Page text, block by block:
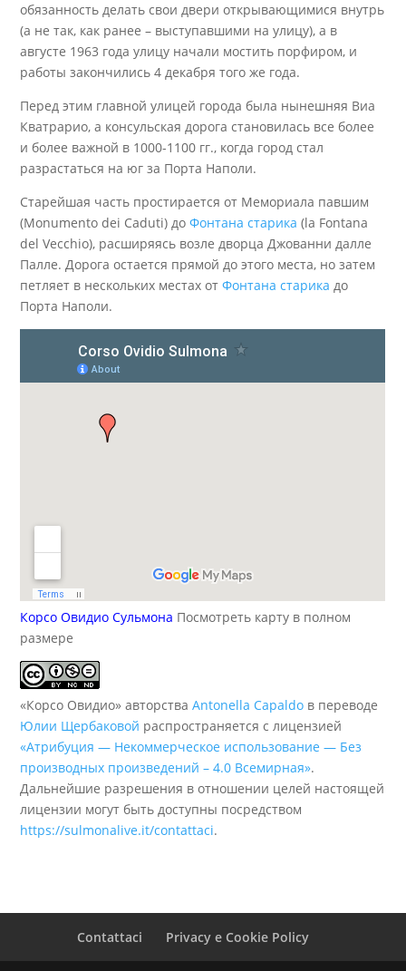
обязанность делать свои двери открывающимися внутрь
(а не так, как ранее – выступавшими на улицу), а в
августе 1963 года улицу начали мостить порфиром, и
работы закончились 4 декабря того же года.
Перед этим главной улицей города была нынешняя Виа
Кватрарио, а консульская дорога становилась все более
и более важной в 1000-1100 гг., когда город стал
разрастаться на юг за Порта Наполи.
Старейшая часть простирается от Мемориала павшим
(Monumento dei Caduti) доФонтана старика (la Fontana
del Vecchio), расширяясь возле дворца Джованни далле
Палле. Дорога остается прямой до этого места, но затем
петляет в нескольких местах отФонтана старика до
Порта Наполи.
Корсо Овидио Сульмона Посмотреть карту в полном
размере
«Корсо Овидио» авторстваAntonella Capaldo в переводе
Юлии Щербаковой распространяется с лицензией
«Атрибуция — Некоммерческое использование — Без
производных произведений – 4.0 Всемирная».
Дальнейшие разрешения в отношении целей настоящей
лицензии могут быть доступны посредством
https://sulmonalive.it/contattaci.
Contattaci Privacy e Cookie Policy